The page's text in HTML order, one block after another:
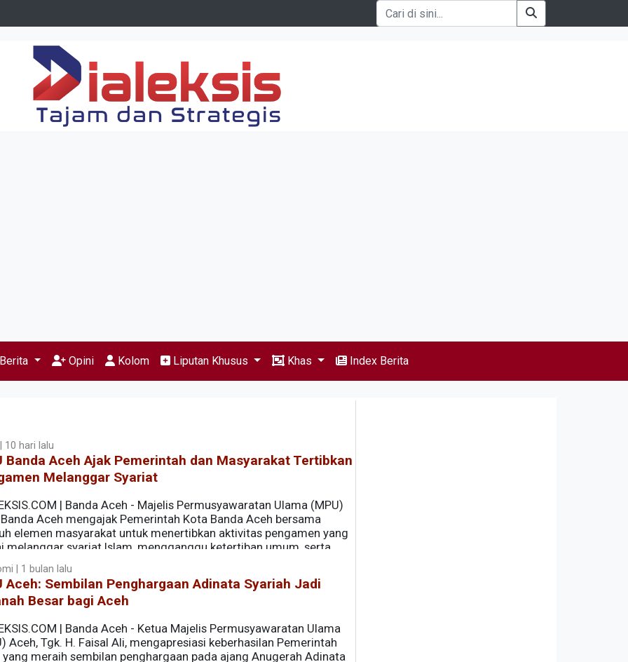
Berita Opini Kolom Liputan Khusus Khas Index Berita
10 hari lalu
Banda Aceh Ajak Pemerintah dan Masyarakat Tertibkan
Melanggar Syariat
| Banda Aceh - Majelis Permusyawaratan Ulama (MPU)
Aceh mengajak Pemerintah Kota Banda Aceh bersama
elemen masyarakat untuk menertibkan aktivitas pengamen yang
melanggar syariat Islam, mengganggu ketertiban umum, serta
| 1 bulan lalu
Aceh: Sembilan Penghargaan Adinata Syariah Jadi
Besar bagi Aceh
| Banda Aceh - Ketua Majelis Permusyawaratan Ulama
Aceh, Tgk. H. Faisal Ali, mengapresiasi keberhasilan Pemerintah
yang meraih sembilan penghargaan pada ajang Anugerah Adinata